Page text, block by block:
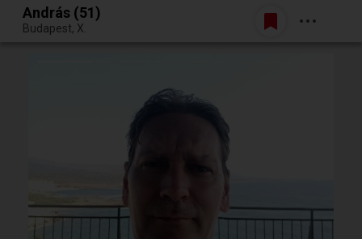
Egy jó randiból bármi lehet.
Belépés
András (51)
Budapest, X.